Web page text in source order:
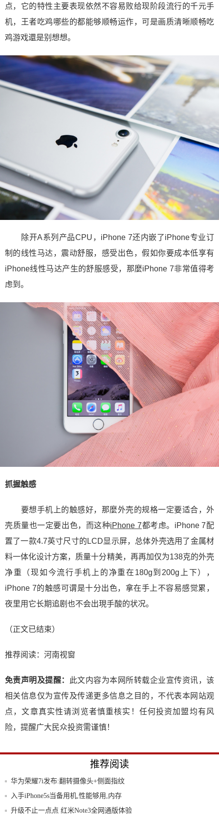
点，它的特性主要表现依然不容易败给现阶段流行的千元手
机，王者吃鸡哪些的都能够顺畅运作，可是画质清晰顺畅吃
鸡游戏還是别想想。
除开A系列产品CPU，iPhone 7还内嵌了iPhone专业订
制的线性马达，震动舒服，感受出色，假如你要成本低享有
iPhone线性马达产生的舒服感受，那麼iPhone 7非常值得考
虑到。
抓握触感
要想手机上的触感好，那麼外壳的规格一定要适合，外
壳质量也一定要出色，而这种iPhone 7都考虑。iPhone 7配
置了一款4.7英寸尺寸的LCD显示屏，总体外壳选用了金属材
料一体化设计方案，质量十分精美，再再加仅为138克的外壳
净重（现如今流行手机上的净重在180g到200g上下），
iPhone 7的触感可谓是十分出色，拿在手上不容易感觉累，
夜里用它长期追剧也不会出現手酸的状况。
（正文已结束）
推荐阅读： 河南视窗
免责声明及提醒：
此文内容为本网所转载企业宣传资讯，该
相关信息仅为宣传及传递更多信息之目的，不代表本网站观
点，文章真实性请浏览者慎重核实！任何投资加盟均有风
险，提醒广大民众投资需谨慎！
推荐阅读
华为荣耀7i发布:翻转摄像头+侧面指纹
入手iPhone5s当备用机,性能够用,内存
升级不止一点点 红米Note3全网通版体验